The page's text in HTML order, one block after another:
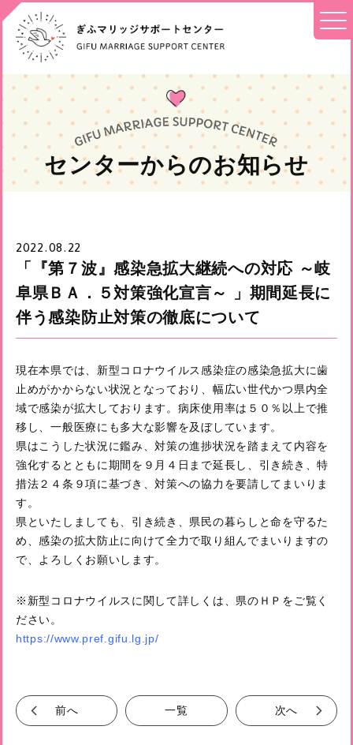
センターからのお知らせ
2022.08.22
「『第７波』感染急拡大継続への対応 ～岐
阜県ＢＡ．５対策強化宣言～ 」期間延長に
伴う感染防止対策の徹底について
現在本県では、新型コロナウイルス感染症の感染急拡大に歯
止めがかからない状況となっており、幅広い世代かつ県内全
域で感染が拡大しております。病床使用率は５０％以上で推
移し、一般医療にも多大な影響を及ぼしています。
県はこうした状況に鑑み、対策の進捗状況を踏まえて内容を
強化するとともに期間を９月４日まで延長し、引き続き、特
措法２４条９項に基づき、対策への協力を要請してまいりま
す。
県といたしましても、引き続き、県民の暮らしと命を守るた
め、感染の拡大防止に向けて全力で取り組んでまいりますの
で、よろしくお願いします。
※新型コロナウイルスに関して詳しくは、県のＨＰをご覧く
ださい。
https://www.pref.gifu.lg.jp/
前へ 一覧 次へ